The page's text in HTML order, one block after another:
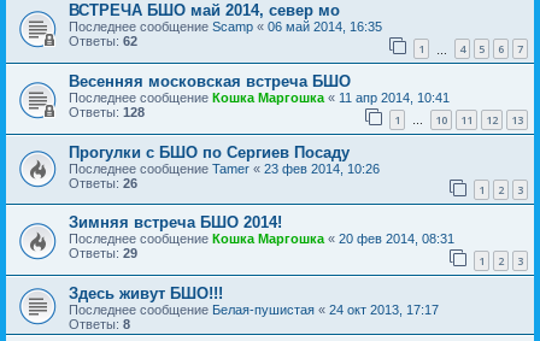
ВСТРЕЧА БШО май 2014, север мо
Последнее сообщение Scamp « 06 май 2014, 16:35
Ответы: 62 1 4 5 6 7
Весенняя московская встреча БШО
Последнее сообщение Кошка Маргошка « 11 апр 2014, 10:41
Ответы: 128 1 … 10 11 12 13
Прогулки с БШО по Сергиев Посаду
Последнее сообщение Tamer « 23 фев 2014, 10:26
Ответы: 26 1 2 3
Зимняя встреча БШО 2014!
Последнее сообщение Кошка Маргошка « 20 фев 2014, 08:31
Ответы: 29 1 2 3
Здесь живут БШО!!!
Последнее сообщение Белая-пушистая « 24 окт 2013, 17:17
Ответы: 8